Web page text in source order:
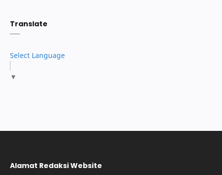
Translate
Select Language
▼
Alamat Redaksi Website